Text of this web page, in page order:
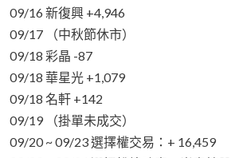
09/16 新復興 +4,946
09/17 （中秋節休市）
09/18 彩晶 -87
09/18 華星光 +1,079
09/18 名軒 +142
09/19 （掛單未成交）
09/20 ~ 09/23 選擇權交易：+ 16,459